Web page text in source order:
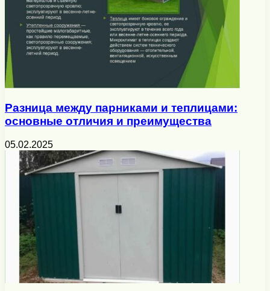
Разница между парниками и теплицами:
основные отличия и преимущества
05.02.2025